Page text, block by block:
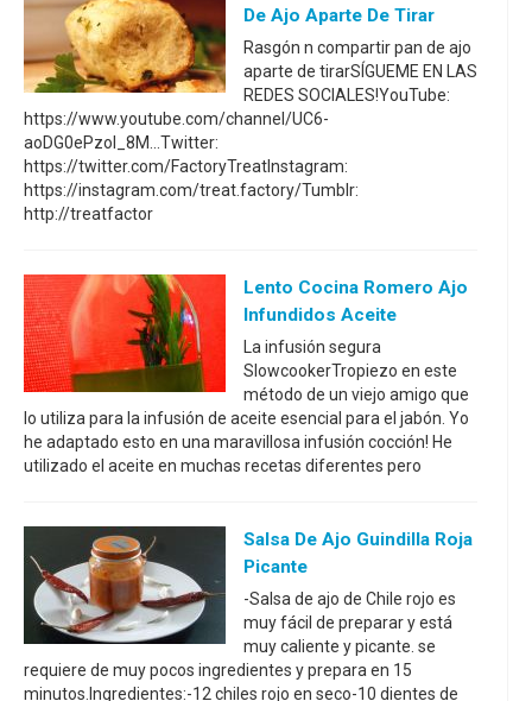
De Ajo Aparte De Tirar
Rasgón n compartir pan de ajo
aparte de tirarSÍGUEME EN LAS
REDES SOCIALES!YouTube:
https://www.youtube.com/channel/UC6-
aoDG0ePzoI_8M...Twitter:
https://twitter.com/FactoryTreatInstagram:
https://instagram.com/treat.factory/Tumblr:
http://treatfactor
Lento Cocina Romero Ajo
Infundidos Aceite
La infusión segura
SlowcookerTropiezo en este
método de un viejo amigo que
lo utiliza para la infusión de aceite esencial para el jabón. Yo
he adaptado esto en una maravillosa infusión cocción! He
utilizado el aceite en muchas recetas diferentes pero
Salsa De Ajo Guindilla Roja
Picante
-Salsa de ajo de Chile rojo es
muy fácil de preparar y está
muy caliente y picante. se
requiere de muy pocos ingredientes y prepara en 15
minutos.Ingredientes:-12 chiles rojo en seco-10 dientes de